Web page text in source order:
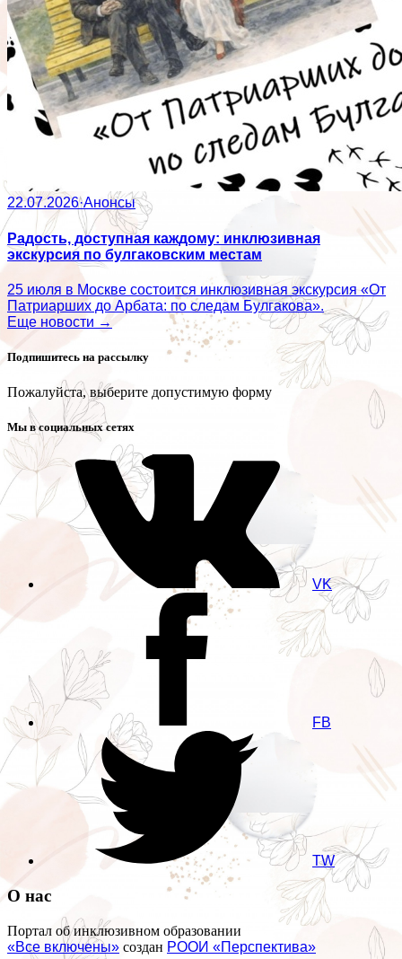
22.07.2026·Анонсы
Радость, доступная каждому: инклюзивная
экскурсия по булгаковским местам
25 июля в Москве состоится инклюзивная экскурсия «От
Патриарших до Арбата: по следам Булгакова».
Еще новости →
Подпишитесь на рассылку
Пожалуйста, выберите допустимую форму
Мы в социальных сетях
VK
FB
TW
О нас
Портал об инклюзивном образовании
«Все включены» создан РООИ «Перспектива»